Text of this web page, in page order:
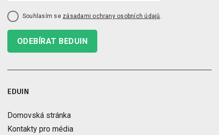
Souhlasím se zásadami ochrany osobních údajů .
ODEBÍRAT BEDUIN
EDUIN
Domovská stránka
Kontakty pro média